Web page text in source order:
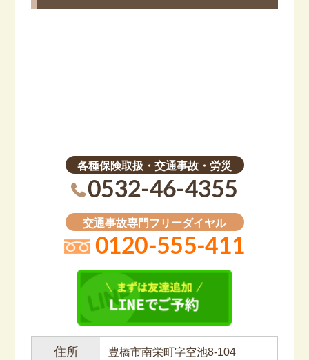
各種保険取扱・交通事故・労災
0532-46-4355
交通事故専門フリーダイヤル
0120-555-411
住所 豊橋市南栄町字空池8-104